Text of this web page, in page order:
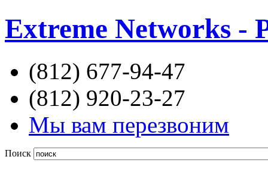
Extreme Networks -
(812) 677-94-47
(812) 920-23-27
Мы вам перезвоним
Поиск